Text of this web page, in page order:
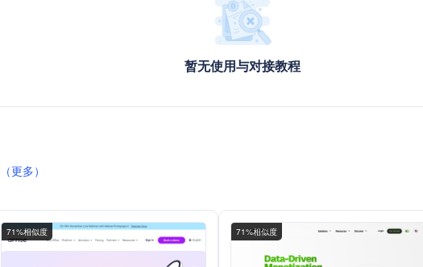
暂无使用与对接教程
（更多）
71%相似度 71%相似度